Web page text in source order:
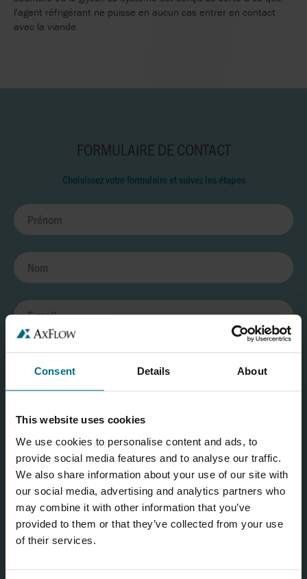
Consent Details About
This website uses cookies
We use cookies to personalise content and ads, to
provide social media features and to analyse our traffic.
We also share information about your use of our site with
our social media, advertising and analytics partners who
may combine it with other information that you’ve
provided to them or that they’ve collected from your use
of their services.
l'agent réfrigérant ne puisse en aucun cas entrer en contact
avec la viande.
FORMULAIRE DE CONTACT
Choisissez votre formulaire et suivez les étapes
Formulaire